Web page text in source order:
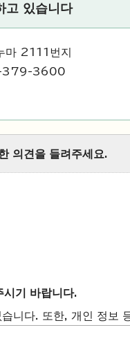
고 있습니다
마 2111번지
379-3600
의견을 들려주세요.
시기 바랍니다.
니다. 또한, 개인 정보